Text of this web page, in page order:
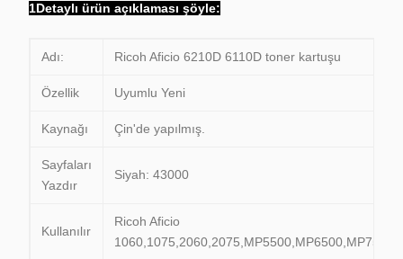
1Detaylı ürün açıklaması şöyle:
Adı: Ricoh Aficio 6210D 6110D toner kartuşu
Özellik Uyumlu Yeni
Kaynağı Çin'de yapılmış.
Sayfaları
Yazdır
Siyah: 43000
Kullanılır
Ricoh Aficio